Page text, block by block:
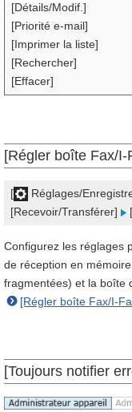
[Détails/Modif.]
[Priorité e-mail]
[Imprimer la liste]
[Rechercher]
[Effacer]
[Régler boîte Fax/I-
[ Réglages/
[Recevoir/Transférer]
Configurez les réglages
de réception en
fragmentées) et la boîte
[Régler boîte Fax/I-
[Toujours notifier